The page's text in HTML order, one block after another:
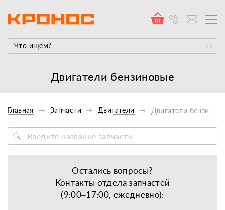
Двигатели бензиновые
Главная Запчасти Двигатели Двигатели
Остались вопросы?
Контакты отдела запчастей
(9:00–17:00, ежедневно):